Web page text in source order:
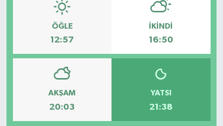
ÖĞLE
12:57
İKINDI
16:50
AKŞAM
20:03
YATSI
21:38